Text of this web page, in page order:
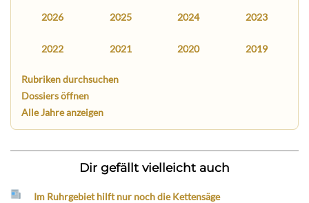
2026 2025 2024 2023
2022 2021 2020 2019
Rubriken durchsuchen
Dossiers öffnen
Alle Jahre anzeigen
Dir gefällt vielleicht auch
Im Ruhrgebiet hilft nur noch die Kettensäge